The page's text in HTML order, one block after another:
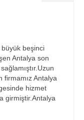
beşinci
Antalya son
firmamız Antalya
hizmet
girmiştir.Antalya